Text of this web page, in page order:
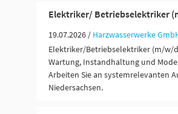
Elektriker/ Betriebselektriker
19.07.2026 / Harzwasserwerke
Elektriker/Betriebselektriker (m/w/
Wartung, Instandhaltung und
Arbeiten Sie an systemrelevanten
Niedersachsen.